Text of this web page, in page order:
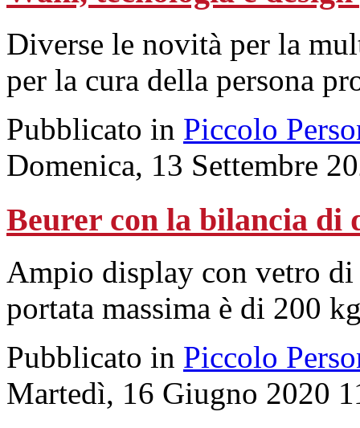
Diverse le novità per la
per la cura della persona
Pubblicato in Piccolo
Domenica, 13 Settembre
Beurer con la bilancia di
Ampio display con vetro di
portata massima è di 200
Pubblicato in Piccolo
Martedì, 16 Giugno 2020